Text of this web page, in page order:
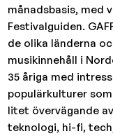
månadsbasis, med
Festivalguiden.
de olika länderna
musikinnehåll i
35 åriga med
populärkulturer
litet övervägande
teknologi, hi-fi,